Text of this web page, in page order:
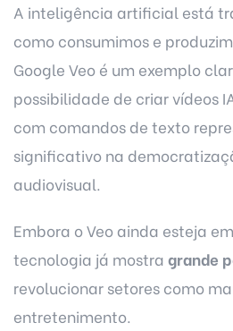
A inteligência artificial está
como consumimos e
Google Veo é um exemplo
possibilidade de criar vídeos
com comandos de texto
significativo na
audiovisual.
Embora o Veo ainda esteja
tecnologia já mostra grande
revolucionar setores como
entretenimento.